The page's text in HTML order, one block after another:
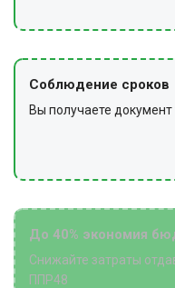
Соблюдение сроков
Вы получаете документ
До 40% экономия
Снижайте затраты
ППР48